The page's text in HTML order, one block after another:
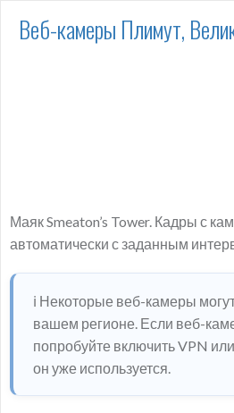
Веб-камеры Плимут,
Маяк Smeaton’s Tower. Кадры с
автоматически с заданным
ℹ️ Некоторые веб-камеры
вашем регионе. Если веб-
попробуйте включить VPN
он уже используется.